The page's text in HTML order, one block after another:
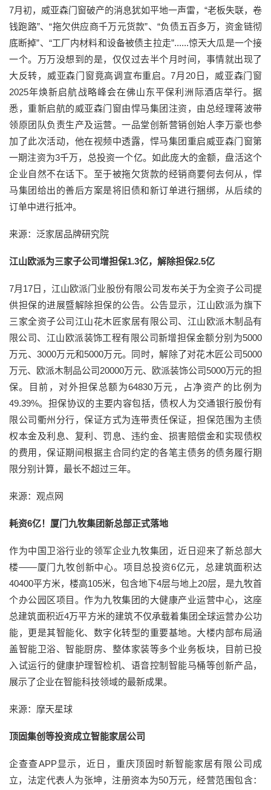
7月初，威亚森门窗破产的消息犹如平地一声雷，“老板失联，卷
钱跑路”、“拖欠供应商千万元货款”、“负债五百多万，资金链彻
底断掉”、“工厂内材料和设备被债主拉走”......惊天大瓜是一个接
一个。万万没想到的是，仅仅过去半个月时间，事情就出现了
大反转，威亚森门窗竟高调宣布重启。7月20日，威亚森门窗
2025年焕新启航战略峰会在佛山东平保利洲际酒店举行。据
悉，重新启航的威亚森门窗由悍马集团注资，由总经理蒋波带
领原团队负责生产及运营。一品堂创新营销创始人李万豪也参
加了此次活动，他在视频中透露，悍马集团重启威亚森门窗第
一期注资为3千万，总投资一个亿。如此庞大的金额，盘活这个
企业自然不在话下。至于被拖欠货款的经销商要何去何从，悍
马集团给出的善后方案是将旧债和新订单进行捆绑，从后续的
订单中进行抵冲。
来源：泛家居品牌研究院
江山欧派为三家子公司增担保1.3亿，解除担保2.5亿
7月17日，江山欧派门业股份有限公司发布关于为全资子公司提
供担保的进展暨解除担保的公告。公告显示，江山欧派为旗下
三家全资子公司江山花木匠家居有限公司、江山欧派木制品有
限公司、江山欧派装饰工程有限公司新增担保金额分别为5000
万元、3000万元和5000万元。同时，解除了对花木匠公司5000
万元、欧派木制品公司20000万元、欧派装饰公司5000万元的担
保。目前，对外担保总额为64830万元，占净资产的比例为
49.39%。担保协议的主要内容包括，债权人为交通银行股份有
限公司衢州分行，保证方式为连带责任保证，担保范围为主债
权本金及利息、复利、罚息、违约金、损害赔偿金和实现债权
的费用，保证期间根据主合同约定的各笔主债务的债务履行期
限分别计算，最长不超过三年。
来源：观点网
耗资6亿！厦门九牧集团新总部正式落地
作为中国卫浴行业的领军企业九牧集团，近日迎来了新总部大
楼——厦门九牧创新中心。项目总投资6亿元，总建筑面积达
40400平方米，楼高105米，包含地下4层与地上20层，是九牧首
个办公园区项目。作为九牧集团的大健康产业运营中心，这座
总建筑面积近4万平方米的建筑不仅承载着集团全球运营办公功
能，更是其智能化、数字化转型的重要基地。大楼内部布局涵
盖智能卫浴、智能厨房、整体家装等多个业务板块，目前已投
入试运行的健康护理智检机、语音控制智能马桶等创新产品，
展示了企业在智能科技领域的最新成果。
来源：摩天星球
顶固集创等投资成立智能家居公司
企查查APP显示，近日，重庆顶固时新智能家居有限公司成
立，法定代表人为张坤，注册资本为50万元，经营范围包含：